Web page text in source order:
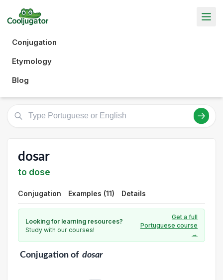
Conjugation
Etymology
Blog
dosar
to dose
Conjugation Examples (11) Details
Looking for learning resources?
Study with our courses!
Get a full
Portuguese course
→
Conjugationof dosar